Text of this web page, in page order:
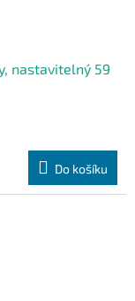
nastavitelný 59
Do košíku